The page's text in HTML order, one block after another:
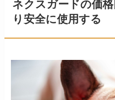
ネクスガードの価
り安全に使用する